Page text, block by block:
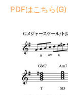
PDFはこちら(G)